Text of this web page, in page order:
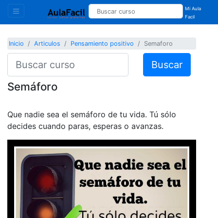
Mi Aula
Facil
Inicio Articulos Pensamiento positivo Semaforo
Buscar
Semáforo
Que nadie sea el semáforo de tu vida. Tú sólo
decides cuando paras, esperas o avanzas.